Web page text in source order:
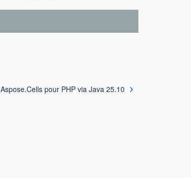
Aspose.Cells pour PHP via Java 25.10